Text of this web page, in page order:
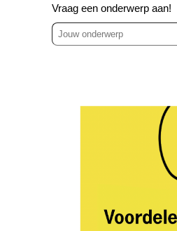
Vraag een onderwerp aan!